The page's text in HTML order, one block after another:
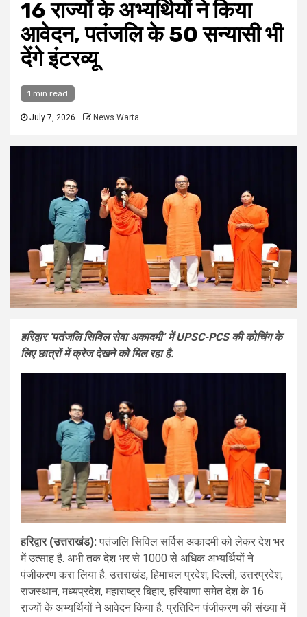
16 राज्यों के अभ्यर्थियों ने किया
आवेदन, पतंजलि के 50 सन्यासी भी
देंगे इंटरव्यू
1 min read
July 7, 2026 News Warta
हरिद्वार ‘पतंजलि सिविल सेवा अकादमी’ में UPSC-PCS की कोचिंग के
लिए छात्रों में क्रेज देखने को मिल रहा है.
हरिद्वार (उत्तराखंड): पतंजलि सिविल सर्विस अकादमी को लेकर देश भर
में उत्साह है. अभी तक देश भर से 1000 से अधिक अभ्यर्थियों ने
पंजीकरण करा लिया है. उत्तराखंड, हिमाचल प्रदेश, दिल्ली, उत्तरप्रदेश,
राजस्थान, मध्यप्रदेश, महाराष्ट्र बिहार, हरियाणा समेत देश के 16
राज्यों के अभ्यर्थियों ने आवेदन किया है. प्रतिदिन पंजीकरण की संख्या में